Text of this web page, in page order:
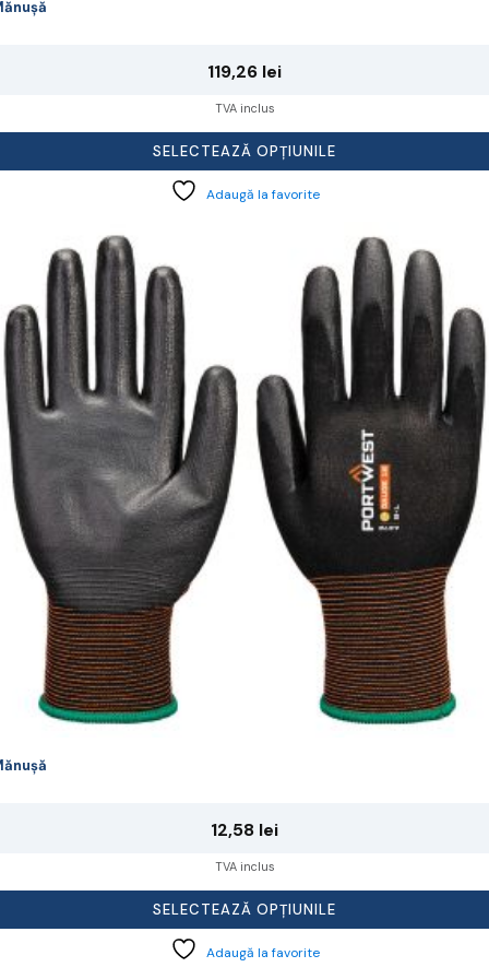
119,26 lei
TVA inclus
SELECTEAZĂ OPȚIUNILE
Adaugă la favorite
12,58 lei
TVA inclus
SELECTEAZĂ OPȚIUNILE
Adaugă la favorite